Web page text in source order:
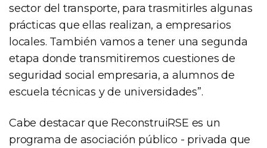
sector del transporte, para trasmitirles algunas
prácticas que ellas realizan, a empresarios
locales. También vamos a tener una segunda
etapa donde transmitiremos cuestiones de
seguridad social empresaria, a alumnos de
escuela técnicas y de universidades”.
Cabe destacar que ReconstruiRSE es un
programa de asociación público - privada que